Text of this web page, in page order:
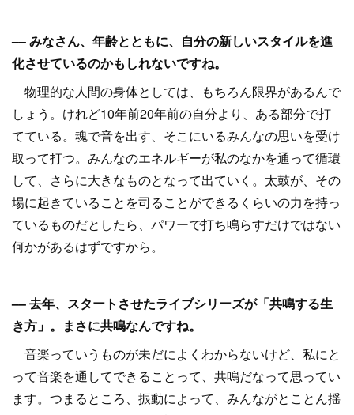
–– みなさん、年齢とともに、自分の新しいスタイルを進
化させているのかもしれないですね。
物理的な人間の身体としては、もちろん限界があるんで
しょう。けれど10年前20年前の自分より、ある部分で打
てている。魂で音を出す、そこにいるみんなの思いを受け
取って打つ。みんなのエネルギーが私のなかを通って循環
して、さらに大きなものとなって出ていく。太鼓が、その
場に起きていることを司ることができるくらいの力を持っ
ているものだとしたら、パワーで打ち鳴らすだけではない
何かがあるはずですから。
–– 去年、スタートさせたライブシリーズが「共鳴する生
き方」。まさに共鳴なんですね。
音楽っていうものが未だによくわからないけど、私にと
って音楽を通してできることって、共鳴だなって思ってい
ます。つまるところ、振動によって、みんながとことん揺